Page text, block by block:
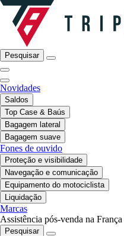
Pesquisar
Novidades
Saldos
Top Case & Baús
Bagagem lateral
Bagagem suave
Fones de ouvido
Proteção e visibilidade
Navegação e comunicação
Equipamento do motociclista
Liquidação
Marcas
Assistência pós-venda na França
Pesquisar